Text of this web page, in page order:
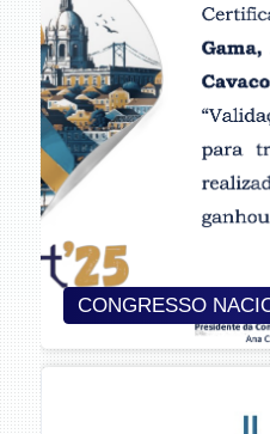
CONGRESSO